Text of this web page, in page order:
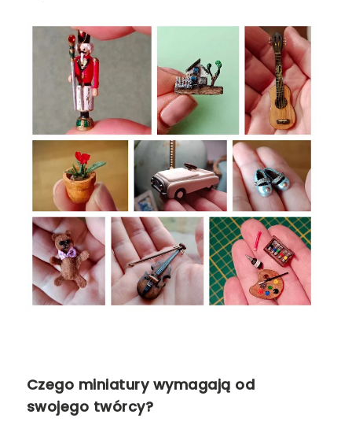
Czego miniatury wymagają od
swojego twórcy?